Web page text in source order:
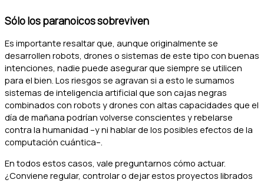
Sólo los paranoicos sobreviven
Es importante resaltar que, aunque originalmente se
desarrollen robots, drones o sistemas de este tipo con buenas
intenciones, nadie puede asegurar que siempre se utilicen
para el bien. Los riesgos se agravan si a esto le sumamos
sistemas de inteligencia artificial que son cajas negras
combinados con robots y drones con altas capacidades que el
día de mañana podrían volverse conscientes y rebelarse
contra la humanidad –y ni hablar de los posibles efectos de la
computación cuántica–.
En todos estos casos, vale preguntarnos cómo actuar.
¿Conviene regular, controlar o dejar estos proyectos librados